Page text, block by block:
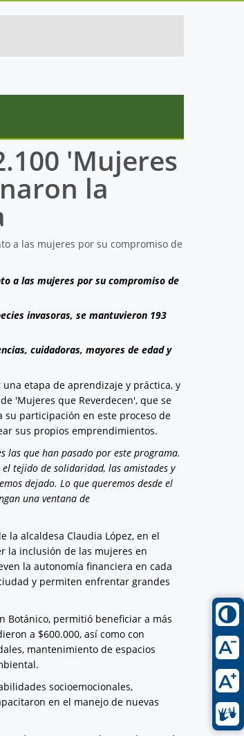
'Mujeres
la
a las mujeres por su compromiso de
invasoras, se mantuvieron 193
cuidadoras, mayores de edad y
etapa de aprendizaje y práctica, y
'Mujeres que Reverdecen', que se
participación en este proceso de
sus propios emprendimientos.
las que han pasado por este programa.
tejido de solidaridad, las amistades y
dejado. Lo que queremos desde el
una ventana de
la alcaldesa Claudia López, en el
la inclusión de las mujeres en
la autonomía financiera en cada
y permiten enfrentar grandes
Botánico, permitió beneficiar a más
a $600.000, así como con
mantenimiento de espacios
socioemocionales,
en el manejo de nuevas